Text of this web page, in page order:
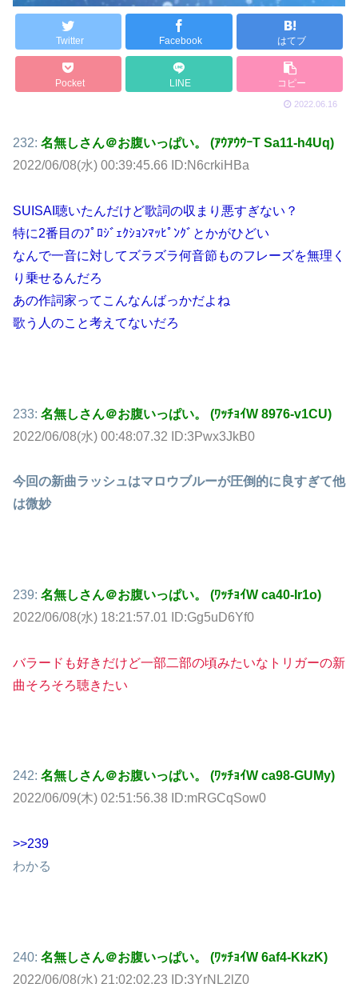
Twitter Facebook はてブ
Pocket LINE コピー
2022.06.16
232: 名無しさん＠お腹いっぱい。 (ｱｳｱｳｳｰT Sa11-h4Uq)
2022/06/08(水) 00:39:45.66 ID:N6crkiHBa
SUISAI聴いたんだけど歌詞の収まり悪すぎない？
特に2番目のﾌﾟﾛｼﾞｪｸｼｮﾝﾏｯﾋﾟﾝｸﾞとかがひどい
なんで一音に対してズラズラ何音節ものフレーズを無理く
り乗せるんだろ
あの作詞家ってこんなんばっかだよね
歌う人のこと考えてないだろ
233: 名無しさん＠お腹いっぱい。 (ﾜｯﾁｮｲW 8976-v1CU)
2022/06/08(水) 00:48:07.32 ID:3Pwx3JkB0
今回の新曲ラッシュはマロウブルーが圧倒的に良すぎて他
は微妙
239: 名無しさん＠お腹いっぱい。 (ﾜｯﾁｮｲW ca40-Ir1o)
2022/06/08(水) 18:21:57.01 ID:Gg5uD6Yf0
バラードも好きだけど一部二部の頃みたいなトリガーの新
曲そろそろ聴きたい
242: 名無しさん＠お腹いっぱい。 (ﾜｯﾁｮｲW ca98-GUMy)
2022/06/09(木) 02:51:56.38 ID:mRGCqSow0
>>239
わかる
240: 名無しさん＠お腹いっぱい。 (ﾜｯﾁｮｲW 6af4-KkzK)
2022/06/08(水) 21:02:02.23 ID:3YrNL2lZ0